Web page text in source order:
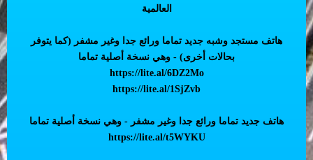
العالمية
هاتف مستجد وشبه جديد تماما ورائع جدا وغير مشفر (كما يتوفر
بحالات أخرى) - وهي نسخة أصلية تماما
https://lite.al/6DZ2Mo
https://lite.al/1SjZvb
هاتف جديد تماما ورائع جدا وغير مشفر - وهي نسخة أصلية تماما
https://lite.al/t5WYKU